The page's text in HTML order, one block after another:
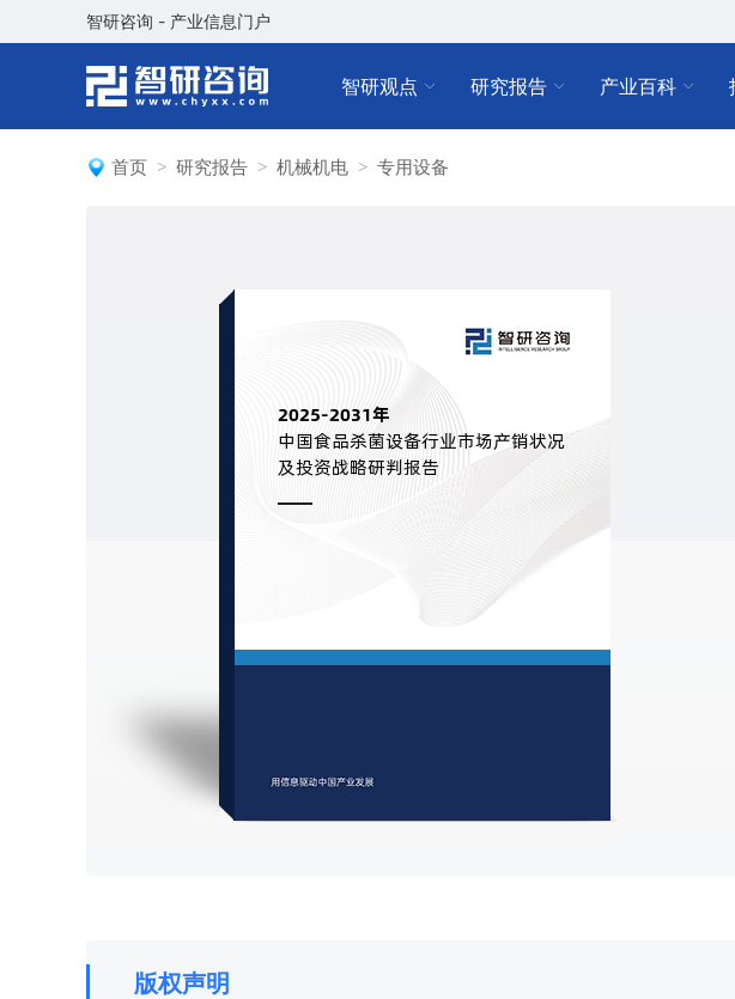
智研咨询 - 产业信息门户
智研观点 研究报告 产业百科
首页 研究报告 机械机电 专用设备
版权声明